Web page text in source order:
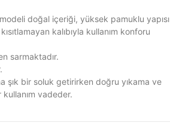
doğal içeriği, yüksek pamuklu yapısı
kalıbıyla kullanım konforu
sarmaktadır.
şık bir soluk getirirken doğru yıkama ve
kullanım vadeder.